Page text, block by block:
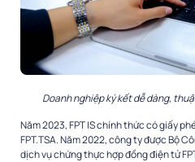
Doanh nghiệp ký kết dễ dàng,
Năm 2023, FPT IS chính thức có giấy
FPT.TSA. Năm 2022, công ty được Bộ
dịch vụ chứng thực hợp đồng điện tử